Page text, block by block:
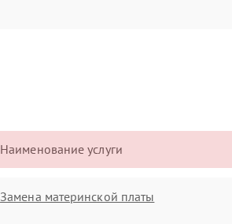
Наименование услуги
Замена материнской платы